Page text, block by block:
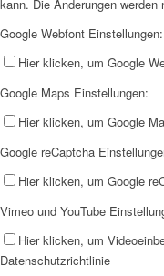
kann. Die Änderungen
Google Webfont Einstellungen:
Hier klicken, um Google
Google Maps Einstellungen:
Hier klicken, um Google
Google reCaptcha
Hier klicken, um Google
Vimeo und YouTube
Hier klicken, um
Datenschutzrichtlinie